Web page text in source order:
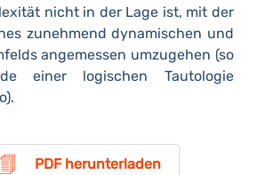
nicht in der Lage ist, mit der
zunehmend dynamischen und
angemessen umzugehen (so
einer logischen Tautologie
PDF herunterladen